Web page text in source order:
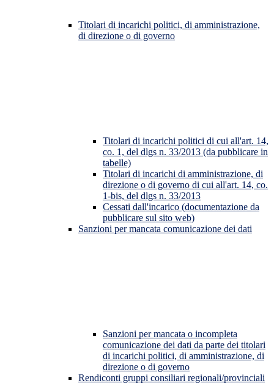
Titolari di incarichi politici, di amministrazione,
di direzione o di governo
Titolari di incarichi politici di cui all'art. 14,
co. 1, del dlgs n. 33/2013 (da pubblicare in
tabelle)
Titolari di incarichi di amministrazione, di
direzione o di governo di cui all'art. 14, co.
1-bis, del dlgs n. 33/2013
Cessati dall'incarico (documentazione da
pubblicare sul sito web)
Sanzioni per mancata comunicazione dei dati
Sanzioni per mancata o incompleta
comunicazione dei dati da parte dei titolari
di incarichi politici, di amministrazione, di
direzione o di governo
Rendiconti gruppi consiliari regionali/provinciali